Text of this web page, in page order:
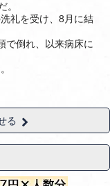
。
礼を受け、8月に結
で倒れ、以来病床に
る